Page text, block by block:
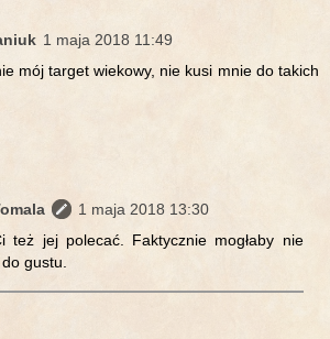
1 maja 2018 11:49
mój target wiekowy, nie kusi mnie do takich
1 maja 2018 13:30
też jej polecać. Faktycznie mogłaby nie
gustu.